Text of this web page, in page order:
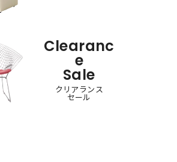
Clearanc
e
Sale
クリアランス
セール